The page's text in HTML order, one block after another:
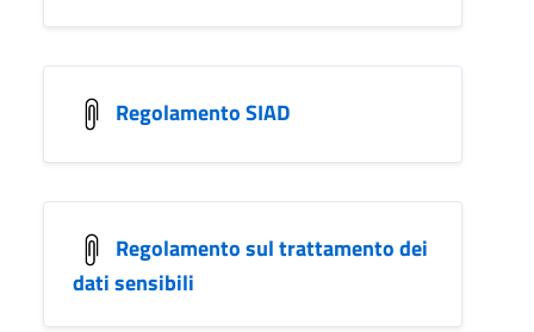
Regolamento SIAD
Regolamento sul trattamento dei
dati sensibili